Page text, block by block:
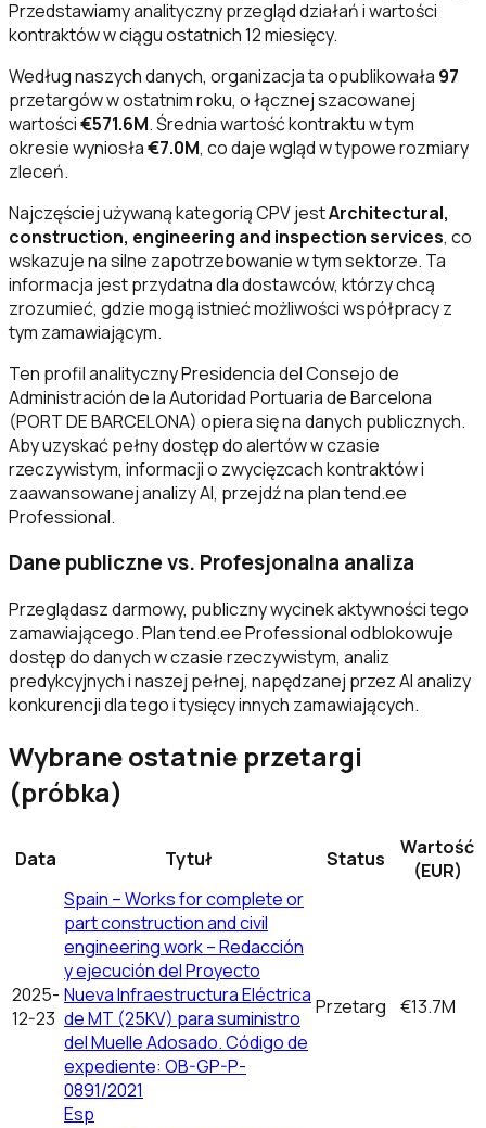
Przedstawiamy analityczny przegląd działań i wartości
kontraktów w ciągu ostatnich 12 miesięcy.
Według naszych danych, organizacja ta opublikowała 97
przetargów w ostatnim roku, o łącznej szacowanej
wartości€571.6M. Średnia wartość kontraktu w tym
okresie wyniosła€7.0M, co daje wgląd w typowe rozmiary
zleceń.
Najczęściej używaną kategorią CPV jestArchitectural,
construction, engineering and inspection services, co
wskazuje na silne zapotrzebowanie w tym sektorze. Ta
informacja jest przydatna dla dostawców, którzy chcą
zrozumieć, gdzie mogą istnieć możliwości współpracy z
tym zamawiającym.
Ten profil analityczny Presidencia del Consejo de
Administración de la Autoridad Portuaria de Barcelona
(PORT DE BARCELONA) opiera się na danych publicznych.
Aby uzyskać pełny dostęp do alertów w czasie
rzeczywistym, informacji o zwycięzcach kontraktów i
zaawansowanej analizy AI, przejdź na plan tend.ee
Professional.
Dane publiczne vs. Profesjonalna analiza
Przeglądasz darmowy, publiczny wycinek aktywności tego
zamawiającego. Plan tend.ee Professional odblokowuje
dostęp do danych w czasie rzeczywistym, analiz
predykcyjnych i naszej pełnej, napędzanej przez AI analizy
konkurencji dla tego i tysięcy innych zamawiających.
Wybrane ostatnie przetargi
(próbka)
Data Tytuł Status
Wartość
(EUR)
2025-
12-23
Spain – Works for complete or
part construction and civil
engineering work – Redacción
y ejecución del Proyecto
Nueva Infraestructura Eléctrica
de MT (25KV) para suministro
del Muelle Adosado. Código de
expediente: OB-GP-P-
0891/2021
Esp
Przetarg €13.7M